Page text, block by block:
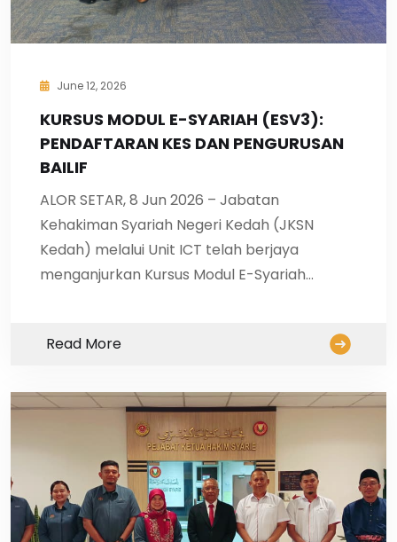
June 12, 2026
KURSUS MODUL E-SYARIAH (ESV3):
PENDAFTARAN KES DAN PENGURUSAN
BAILIF
ALOR SETAR, 8 Jun 2026 – Jabatan
Kehakiman Syariah Negeri Kedah (JKSN
Kedah) melalui Unit ICT telah berjaya
menganjurkan Kursus Modul E-Syariah…
Read More